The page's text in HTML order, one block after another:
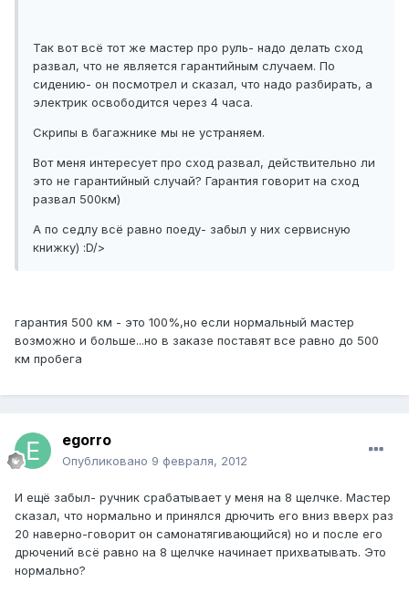
Так вот всё тот же мастер про руль- надо делать сход
развал, что не является гарантийным случаем. По
сидению- он посмотрел и сказал, что надо разбирать, а
электрик освободится через 4 часа.
Скрипы в багажнике мы не устраняем.
Вот меня интересует про сход развал, действительно ли
это не гарантийный случай? Гарантия говорит на сход
развал 500км)
А по седлу всё равно поеду- забыл у них сервисную
книжку) :D/>
гарантия 500 км - это 100%,но если нормальный мастер
возможно и больше...но в заказе поставят все равно до 500
км пробега
egorro
Опубликовано 9 февраля, 2012
И ещё забыл- ручник срабатывает у меня на 8 щелчке. Мастер
сказал, что нормально и принялся дрючить его вниз вверх раз
20 наверно-говорит он самонатягивающийся) но и после его
дрючений всё равно на 8 щелчке начинает прихватывать. Это
нормально?